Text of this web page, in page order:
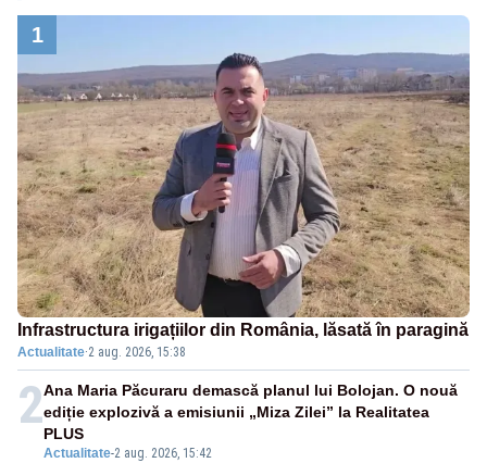
1
Infrastructura irigațiilor din România, lăsată în paragină
Actualitate·2 aug. 2026, 15:38
2
Actualitate-2 aug. 2026, 15:42
Ana Maria Păcuraru demască planul lui Bolojan. O nouă
ediție explozivă a emisiunii „Miza Zilei” la Realitatea
PLUS